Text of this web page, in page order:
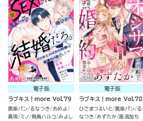
電子版
ラブキス！more Vol.79
黒柴パン るなつき
あめよ
真坂 ミノ 飛鳥ハルコ みよし
電子版
ラブキス！more Vol.78
ひさまつえいと 黒柴パン る
なつき
あずたか 高須加ち